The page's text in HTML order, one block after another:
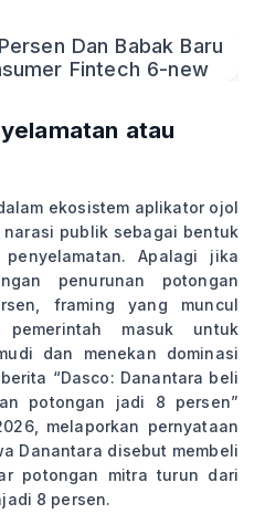
atau
ekosistem aplikator ojol
publik sebagai bentuk
Apalagi jika
penurunan potongan
framing yang muncul
pemerintah masuk untuk
dan menekan dominasi
“Dasco: Danantara beli
potongan jadi 8 persen”
melaporkan pernyataan
Danantara disebut membeli
potongan mitra turun dari
8 persen.